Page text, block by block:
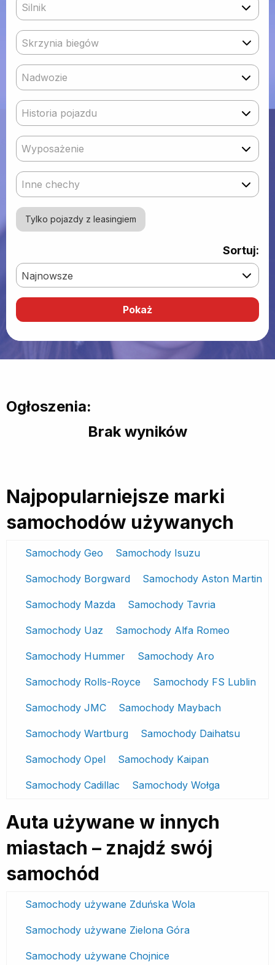
Silnik
Skrzynia biegów
Nadwozie
Historia pojazdu
Wyposażenie
Inne chechy
Tylko pojazdy z leasingiem
Sortuj:
Najnowsze
Ogłoszenia:
Brak wyników
Najpopularniejsze marki
samochodów używanych
Samochody Geo Samochody Isuzu
Samochody Borgward Samochody Aston Martin
Samochody Mazda Samochody Tavria
Samochody Uaz Samochody Alfa Romeo
Samochody Hummer Samochody Aro
Samochody Rolls-Royce Samochody FS Lublin
Samochody JMC Samochody Maybach
Samochody Wartburg Samochody Daihatsu
Samochody Opel Samochody Kaipan
Samochody Cadillac Samochody Wołga
Auta używane w innych
miastach – znajdź swój
samochód
Samochody używane Zduńska Wola
Samochody używane Zielona Góra
Samochody używane Chojnice